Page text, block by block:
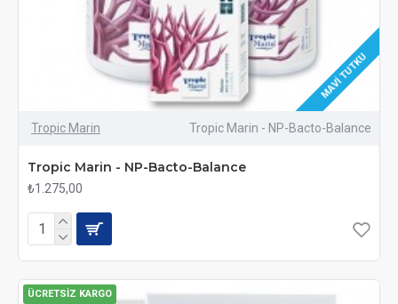
MAVI TUTKU
Tropic Marin Tropic Marin - NP-Bacto-Balance
Tropic Marin - NP-Bacto-Balance
₺1.275,00
ÜCRETSIZ KARGO